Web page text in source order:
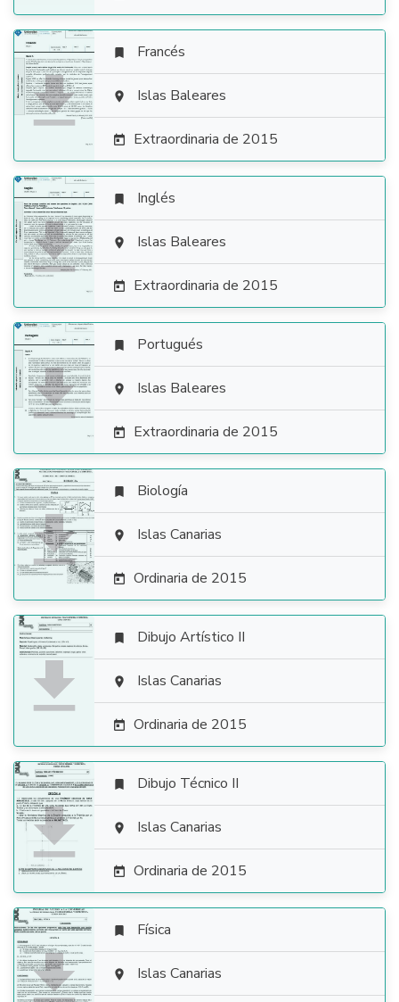

 Francés
 Islas Baleares
 Extraordinaria de 2015

 Inglés
 Islas Baleares
 Extraordinaria de 2015

 Portugués
 Islas Baleares
 Extraordinaria de 2015

 Biología
 Islas Canarias
 Ordinaria de 2015

 Dibujo Artístico II
 Islas Canarias
 Ordinaria de 2015

 Dibujo Técnico II
 Islas Canarias
 Ordinaria de 2015

 Física
 Islas Canarias